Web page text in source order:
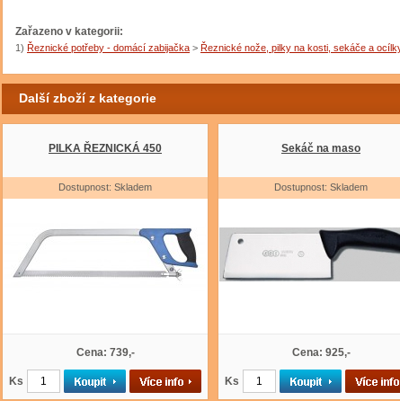
Zařazeno v kategorii:
1) Řeznické potřeby - domácí zabijačka > Řeznické nože, pilky na kosti, sekáče a
Další zboží z kategorie
PILKA ŘEZNICKÁ 450
Dostupnost: Skladem
Cena: 739,-
Ks
Sekáč na maso
Dostupnost: Skladem
Cena: 925,-
Ks